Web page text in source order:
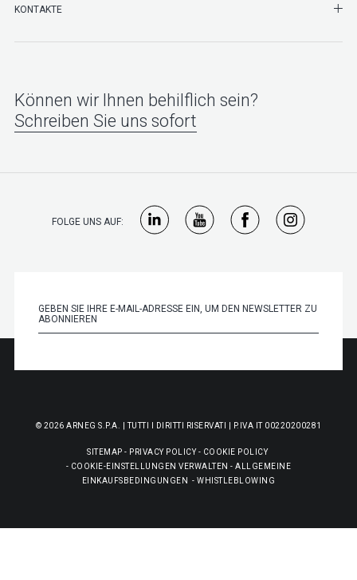
KONTAKTE
Können wir Ihnen behilflich sein?
Schreiben Sie uns sofort
FOLGE UNS AUF:
© 2026 ARNEG S.P.A. | TUTTI I DIRITTI RISERVATI | P.IVA IT 00220200281
SITEMAP - PRIVACY POLICY- COOKIE POLICY
- COOKIE-EINSTELLUNGEN VERWALTEN -ALLGEMEINE
EINKAUFSBEDINGUNGEN
-WHISTLEBLOWING